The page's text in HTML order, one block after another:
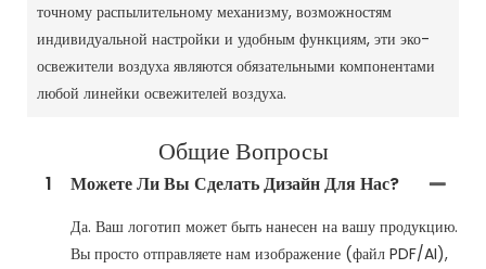
точному распылительному механизму, возможностям
индивидуальной настройки и удобным функциям, эти эко-
освежители воздуха являются обязательными компонентами
любой линейки освежителей воздуха.
Общие Вопросы
1 Можете Ли Вы Сделать Дизайн Для Нас?
Да. Ваш логотип может быть нанесен на вашу продукцию.
Вы просто отправляете нам изображение (файл PDF/AI),